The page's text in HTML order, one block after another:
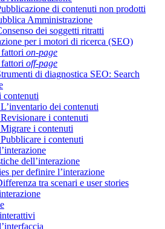
di contenuti non prodotti
Amministrazione
dei soggetti ritratti
per i motori di ricerca (SEO)
on-page
off-page
di diagnostica SEO: Search
contenuti
dei contenuti
i contenuti
i contenuti
i contenuti
dell’interazione
per definire l’interazione
tra scenari e user stories